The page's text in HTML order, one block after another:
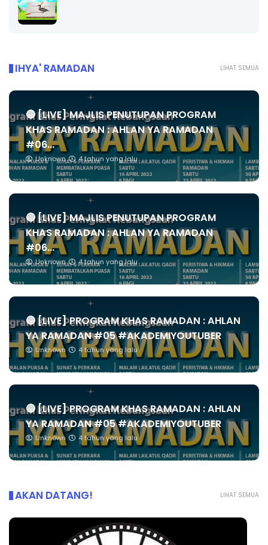
LIHAT SEMUA
IHYA' RAMADAN
🔴 [LIVE] MAJLIS PENUTUPAN PROGRAM
KHAS RAMADAN : AHLAN YA RAMADAN
#06...
Unknown 4 tahun yang lalu
🔴 [LIVE] MAJLIS PENUTUPAN PROGRAM
KHAS RAMADAN : AHLAN YA RAMADAN
#06...
Unknown 4 tahun yang lalu
🔴 [LIVE] PROGRAM KHAS RAMADAN : AHLAN
YA RAMADAN #05 #AKADEMIYOUTUBER
Unknown 4 tahun yang lalu
🔴 [LIVE] PROGRAM KHAS RAMADAN : AHLAN
YA RAMADAN #05 #AKADEMIYOUTUBER
Unknown 4 tahun yang lalu
LIHAT SEMUA
AKAN DATANG!